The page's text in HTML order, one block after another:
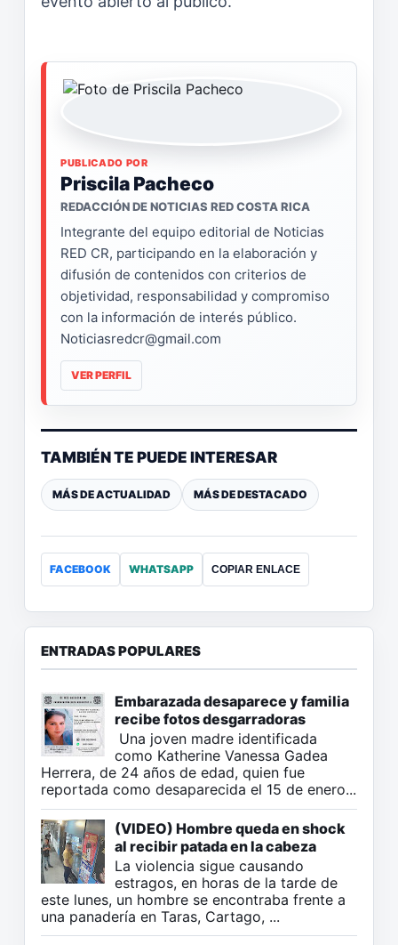
PUBLICADO POR
Priscila Pacheco
REDACCIÓN DE NOTICIAS RED COSTA RICA
Integrante del equipo editorial de Noticias
RED CR, participando en la elaboración y
difusión de contenidos con criterios de
objetividad, responsabilidad y compromiso
con la información de interés público.
Noticiasredcr@gmail.com
VER PERFIL
TAMBIÉN TE PUEDE INTERESAR
MÁS DE ACTUALIDAD MÁS DE DESTACADO
FACEBOOK WHATSAPP COPIAR ENLACE
ENTRADAS POPULARES
Embarazada desaparece y familia
recibe fotos desgarradoras
Una joven madre identificada
como Katherine Vanessa Gadea
Herrera, de 24 años de edad, quien fue
reportada como desaparecida el 15 de enero...
(VIDEO) Hombre queda en shock
al recibir patada en la cabeza
La violencia sigue causando
estragos, en horas de la tarde de
este lunes, un hombre se encontraba frente a
una panadería en Taras, Cartago, ...